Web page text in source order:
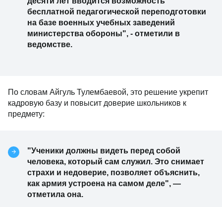
бесплатной педагогической переподготовки
на базе военных учебных заведений
министерства обороны", - отметили в
ведомстве.
По словам Айгуль Тулембаевой, это решение укрепит
кадровую базу и повысит доверие школьников к
предмету:
"Ученики должны видеть перед собой
человека, который сам служил. Это снимает
страхи и недоверие, позволяет объяснить,
как армия устроена на самом деле", —
отметила она.